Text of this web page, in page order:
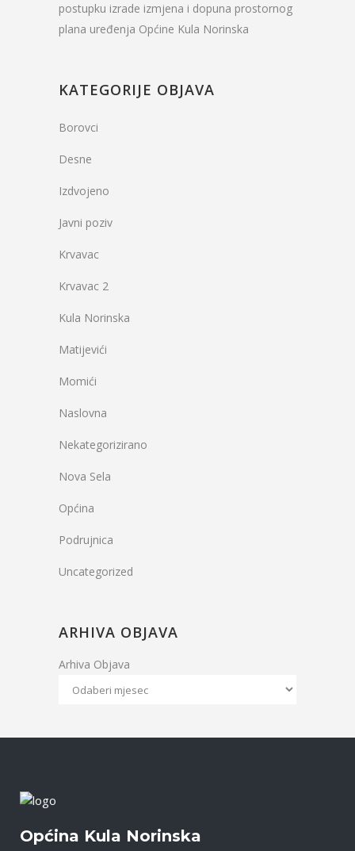
postupku izrade izmjena i dopuna prostornog
plana uređenja Općine Kula Norinska
KATEGORIJE OBJAVA
Borovci
Desne
Izdvojeno
Javni poziv
Krvavac
Krvavac 2
Kula Norinska
Matijevići
Momići
Naslovna
Nekategorizirano
Nova Sela
Općina
Podrujnica
Uncategorized
ARHIVA OBJAVA
Arhiva Objava
Općina Kula Norinska